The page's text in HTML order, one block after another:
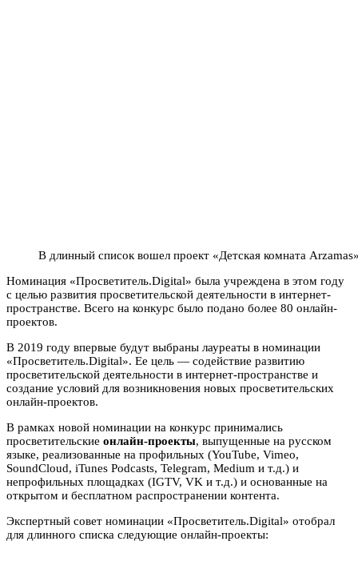
В длинный список вошел проект «Детская комната
Номинация «Просветитель.Digital» была учреждена в этом году
с целью развития просветительской деятельности в интернет-
пространстве. Всего на конкурс было подано более 80 онлайн-
проектов.
В 2019 году впервые будут выбраны лауреаты в номинации
«Просветитель.Digital». Ее цель — содействие развитию
просветительской деятельности в интернет-пространстве и
создание условий для возникновения новых просветительских
онлайн-проектов.
В рамках новой номинации на конкурс принимались
просветительские онлайн-проекты, выпущенные на русском
языке, реализованные на профильных (YouTube, Vimeo,
SoundCloud, iTunes Podcasts, Telegram, Medium и т.д.) и
непрофильных площадках (IGTV, VK и т.д.) и основанные на
открытом и бесплатном распространении контента.
Экспертный совет номинации «Просветитель.Digital» отобрал
для длинного списка следующие онлайн-проекты: